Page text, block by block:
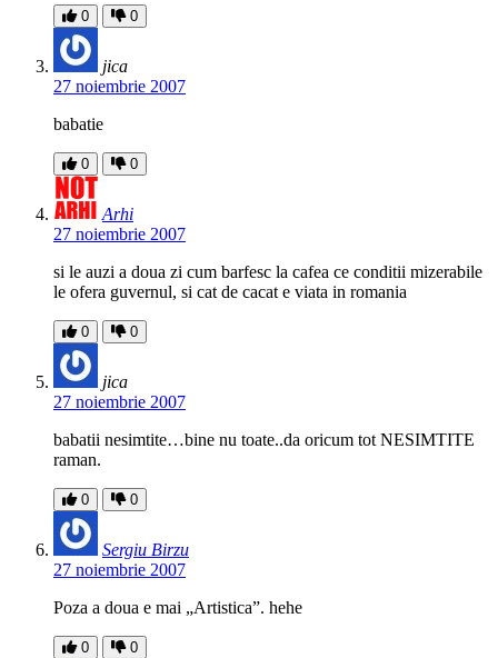
0 0
jica
27 noiembrie 2007
babatie
0 0
Arhi
27 noiembrie 2007
si le auzi a doua zi cum barfesc la cafea ce conditii mizerabile
le ofera guvernul, si cat de cacat e viata in romania
0 0
jica
27 noiembrie 2007
babatii nesimtite…bine nu toate..da oricum tot NESIMTITE
raman.
0 0
Sergiu Birzu
27 noiembrie 2007
Poza a doua e mai „Artistica”. hehe
0 0